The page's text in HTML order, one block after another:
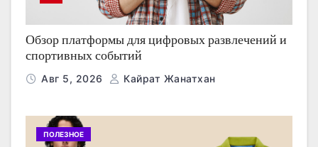
Обзор платформы для цифровых развлечений и
спортивных событий
Авг 5, 2026 Кайрат Жанатхан
ПОЛЕЗНОЕ